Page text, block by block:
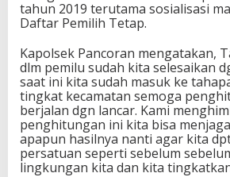
tahun 2019 terutama sosialisasi
Daftar Pemilih Tetap.
Kapolsek Pancoran mengatakan,
dlm pemilu sudah kita selesaikan
saat ini kita sudah masuk ke
tingkat kecamatan semoga
berjalan dgn lancar. Kami
penghitungan ini kita bisa
apapun hasilnya nanti agar kita
persatuan seperti sebelum
lingkungan kita dan kita